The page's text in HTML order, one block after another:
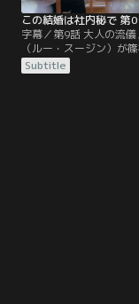
この結婚は社内秘で 第
字幕／第9話 大人の流
（ルー・スージン）が
ニン）に復縁を申し込む
たりにしたユー恒（ユー
に、篠檸は陸思靖の言う
にしないでと伝えるの
Subtitle